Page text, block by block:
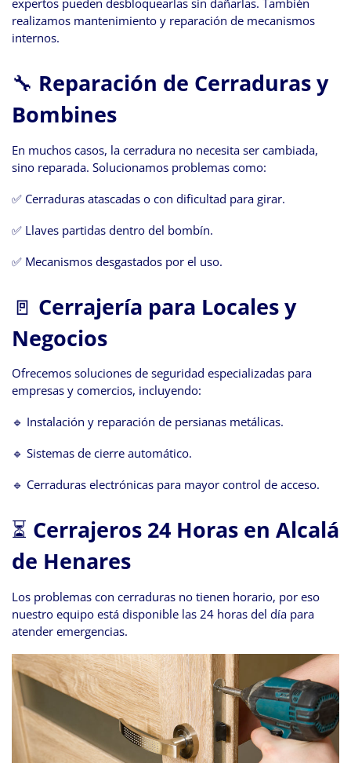
expertos pueden desbloquearlas sin dañarlas. También
realizamos mantenimiento y reparación de mecanismos
internos.
🔧 Reparación de Cerraduras y
Bombines
En muchos casos, la cerradura no necesita ser cambiada,
sino reparada. Solucionamos problemas como:
✅ Cerraduras atascadas o con dificultad para girar.
✅ Llaves partidas dentro del bombín.
✅ Mecanismos desgastados por el uso.
🚪 Cerrajería para Locales y
Negocios
Ofrecemos soluciones de seguridad especializadas para
empresas y comercios, incluyendo:
🔹 Instalación y reparación de persianas metálicas.
🔹 Sistemas de cierre automático.
🔹 Cerraduras electrónicas para mayor control de acceso.
⏳ Cerrajeros 24 Horas en Alcalá
de Henares
Los problemas con cerraduras no tienen horario, por eso
nuestro equipo está disponible las 24 horas del día para
atender emergencias.